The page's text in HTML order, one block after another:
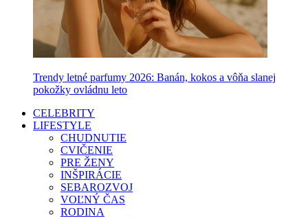
Trendy letné parfumy 2026: Banán, kokos a vôňa slanej
pokožky ovládnu leto
CELEBRITY
LIFESTYLE
CHUDNUTIE
CVIČENIE
PRE ŽENY
INŠPIRÁCIE
SEBAROZVOJ
VOĽNÝ ČAS
RODINA